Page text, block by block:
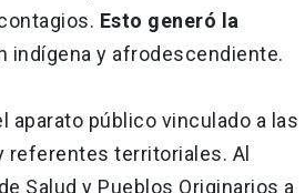
Esto generó la
indígena y afrodescendiente.
aparato público vinculado a las
referentes territoriales. Al
Salud y Pueblos Originarios a